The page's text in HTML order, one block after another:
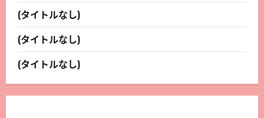
(タイトルなし)
(タイトルなし)
(タイトルなし)